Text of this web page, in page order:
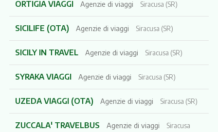
ORTIGIA VIAGGI Agenzie di viaggi Siracusa (SR)
SICILIFE (OTA) Agenzie di viaggi Siracusa (SR)
SICILY IN TRAVEL Agenzie di viaggi Siracusa (SR)
SYRAKA VIAGGI Agenzie di viaggi Siracusa (SR)
UZEDA VIAGGI (OTA) Agenzie di viaggi Siracusa (SR)
ZUCCALA' TRAVELBUS Agenzie di viaggi
Siracusa